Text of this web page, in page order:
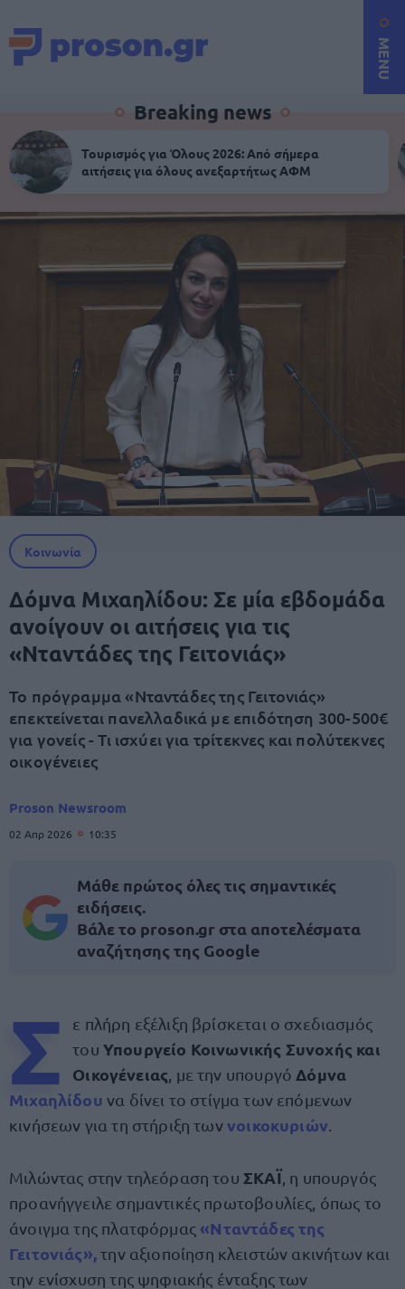
MENU
Breaking news
Τουρισμός για Όλους 2026: Από σήμερα
αιτήσεις για όλους ανεξαρτήτως ΑΦΜ
Κοινωνία
Δόμνα Μιχαηλίδου: Σε μία εβδομάδα
ανοίγουν οι αιτήσεις για τις
«Νταντάδες της Γειτονιάς»
Το πρόγραμμα «Νταντάδες της Γειτονιάς»
επεκτείνεται πανελλαδικά με επιδότηση 300-500€
για γονείς - Τι ισχύει για τρίτεκνες και πολύτεκνες
οικογένειες
Proson Newsroom
02 Απρ 2026 10:35
Μάθε πρώτος όλες τις σημαντικές
ειδήσεις.
Βάλε το proson.gr στα αποτελέσματα
αναζήτησης της Google
Σ
ε πλήρη εξέλιξη βρίσκεται ο σχεδιασμός
του Υπουργείο Κοινωνικής Συνοχής και
Οικογένειας , με την υπουργό Δόμνα
Μιχαηλίδου να δίνει το στίγμα των επόμενων
κινήσεων για τη στήριξη τωννοικοκυριών
Μιλώντας στην τηλεόραση του ΣΚΑΪ, η υπουργός
προανήγγειλε σημαντικές πρωτοβουλίες, όπως το
άνοιγμα της πλατφόρμας«Νταντάδες της
Γειτονιάς»,την αξιοποίηση κλειστών ακινήτων και
την ενίσχυση της ψηφιακής ένταξης των